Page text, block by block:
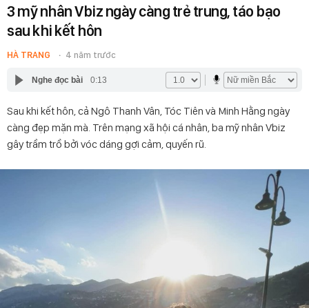
3 mỹ nhân Vbiz ngày càng trẻ trung, táo bạo
sau khi kết hôn
HÀ TRANG 4 năm trước
Nghe đọc bài 0:13
Sau khi kết hôn, cả Ngô Thanh Vân, Tóc Tiên và Minh Hằng ngày
càng đẹp mặn mà. Trên mạng xã hội cá nhân, ba mỹ nhân Vbiz
gây trầm trồ bởi vóc dáng gợi cảm, quyến rũ.